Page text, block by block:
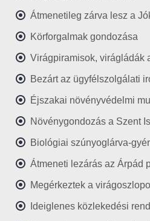
Átmenetileg zárva lesz a
Körforgalmak gondozása
Virágpiramisok, virágládák
Bezárt az ügyfélszolgálati
Éjszakai növényvédelmi
Növénygondozás a Szent
Biológiai szúnyoglárva-
Átmeneti lezárás az Árpád
Megérkeztek a
Ideiglenes közlekedési